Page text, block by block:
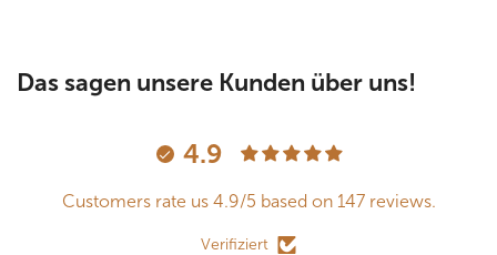
Das sagen unsere Kunden über uns!
4.9
Customers rate us 4.9/5 based on 147 reviews.
Verifiziert